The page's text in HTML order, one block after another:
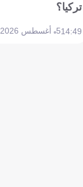
تركيا؟
14:495 أغسطس 2026